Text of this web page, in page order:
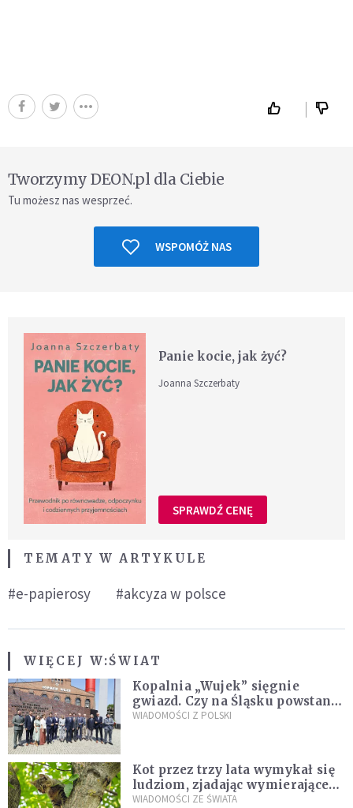
Tworzymy DEON.pl dla Ciebie
Tu możesz nas wesprzeć.
WSPOMÓŻ NAS
Panie kocie, jak żyć?
Joanna Szczerbaty
SPRAWDŹ CENĘ
TEMATY W ARTYKULE
#e-papierosy #akcyza w polsce
WIĘCEJ W:ŚWIAT
Kopalnia „Wujek” sięgnie
gwiazd. Czy na Śląsku powstanie
„Dolina Krzemowa”?
WIADOMOŚCI Z POLSKI
Kot przez trzy lata wymykał się
ludziom, zjadając wymierające
kaczki. W końcu popełnił
WIADOMOŚCI ZE ŚWIATA